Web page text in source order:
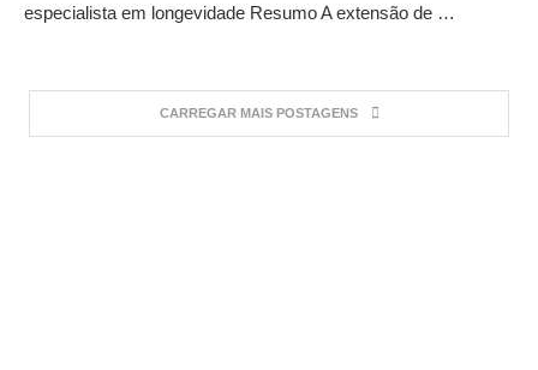
especialista em longevidade Resumo A extensão de …
CARREGAR MAIS POSTAGENS